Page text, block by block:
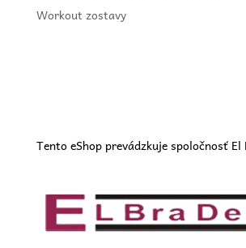
Workout zostavy
Tento eShop prevádzkuje spoločnosť El